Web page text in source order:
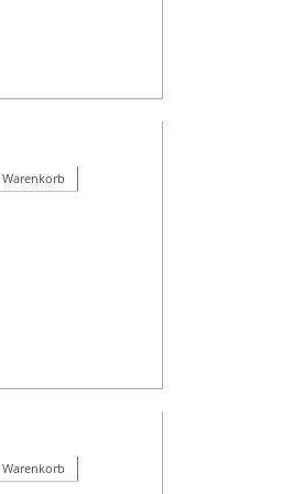
Warenkorb
Warenkorb